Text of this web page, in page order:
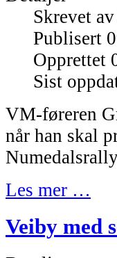
Skrevet av
Publisert
Opprettet
Sist
VM-føreren
når han skal
Les mer …
Veiby med